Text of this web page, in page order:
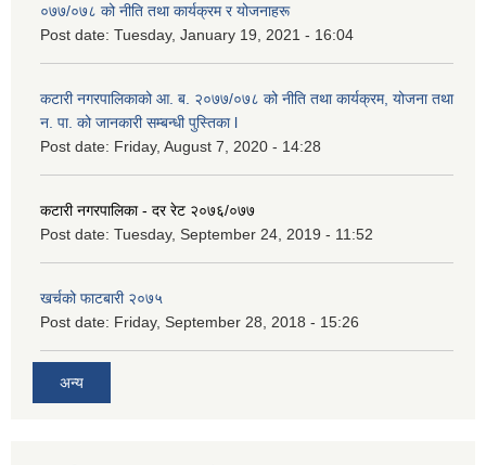
०७७/०७८ को नीति तथा कार्यक्रम र योजनाहरू
Post date: Tuesday, January 19, 2021 - 16:04
कटारी नगरपालिकाको आ. ब. २०७७/०७८ को नीति तथा कार्यक्रम, योजना तथा
न. पा. को जानकारी सम्बन्धी पुस्तिका l
Post date: Friday, August 7, 2020 - 14:28
कटारी नगरपालिका - दर रेट २०७६/०७७
Post date: Tuesday, September 24, 2019 - 11:52
खर्चको फाटबारी २०७५
Post date: Friday, September 28, 2018 - 15:26
अन्य